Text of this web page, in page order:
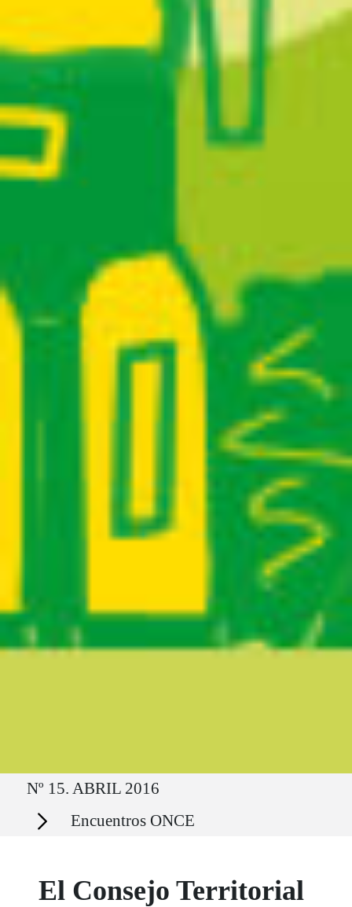
Ruta del sitio
Nº 15. ABRIL 2016
Secciones Encuentros ONCE
El Consejo Territorial